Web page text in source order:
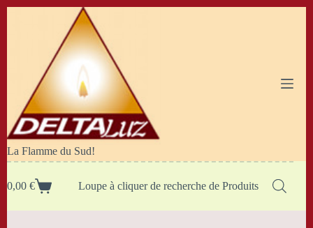
La Flamme du Sud!
Panier
0,00 € Loupe à cliquer de recherche de Produits